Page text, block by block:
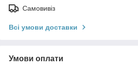
Самовивіз
Всі умови доставки
Умови оплати